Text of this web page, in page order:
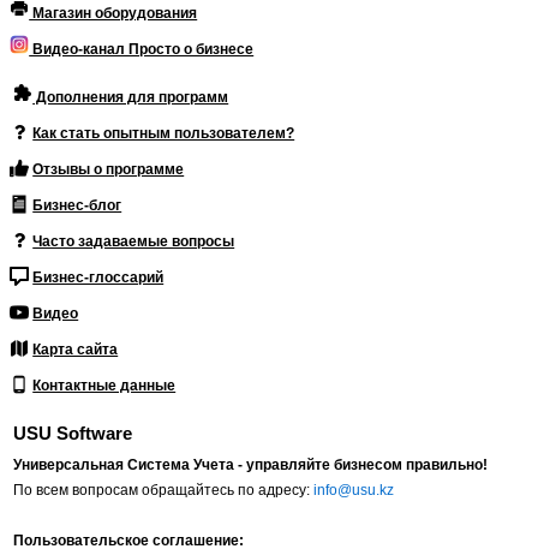
Магазин оборудования
Видео-канал Просто о бизнесе
Дополнения для программ
Как стать опытным пользователем?
Отзывы о программе
Бизнес-блог
Часто задаваемые вопросы
Бизнес-глоссарий
Видео
Карта сайта
Контактные данные
USU Software
Универсальная Система Учета - управляйте бизнесом правильно!
По всем вопросам обращайтесь по адресу:info@usu.kz
Пользовательское соглашение: